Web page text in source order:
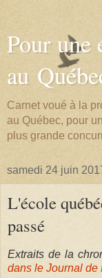
Pour une
au
Carnet voué à la
au Québec, pour
plus grande
samedi 24 juin
L'école
passé
Extraits de la
dans le Journal de